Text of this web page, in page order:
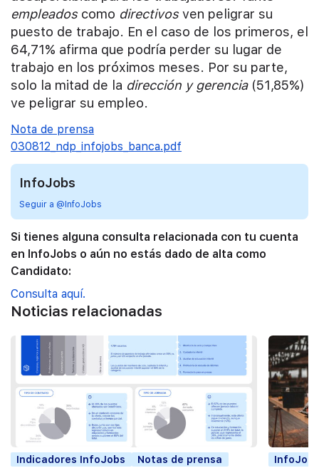
empleadoscomo directivosven peligrar su
puesto de trabajo. En el caso de los primeros, el
64,71% afirma que podría perder su lugar de
trabajo en los próximos meses. Por su parte,
solo la mitad de la dirección y gerencia(51,85%)
ve peligrar su empleo.
Nota de prensa
030812_ndp_infojobs_banca.pdf
InfoJobs
Seguir a @InfoJobs
Si tienes alguna consulta relacionada con tu cuenta
en InfoJobs o aún no estás dado de alta como
Candidato:
Consulta aquí.
Noticias relacionadas
Indicadores InfoJobs Notas de prensa